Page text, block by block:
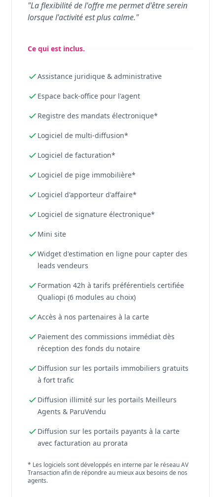
"La flexibilité de l'offre me permet d'être serein
lorsque l'activité est plus calme."
Ce qui est inclus.
Assistance juridique & administrative
Espace back-office pour l'agent
Registre des mandats électronique*
Logiciel de multi-diffusion*
Logiciel de facturation*
Logiciel de pige immobilière*
Logiciel d'apporteur d'affaire*
Logiciel de signature électronique*
Mini site
Widget d'estimation en ligne pour capter des
leads vendeurs
Formation 42h à tarifs préférentiels certifiée
Qualiopi (6 modules au choix)
Accès à nos partenaires à la carte
Paiement des commissions immédiat dès
réception des fonds du notaire
Diffusion sur les portails immobiliers gratuits
à fort trafic
Diffusion illimité sur les portails Meilleurs
Agents & ParuVendu
Diffusion sur les portails payants à la carte
avec facturation au prorata
* Les logiciels sont développés en interne par le réseau AV
Transaction afin de répondre au mieux aux besoins de nos
agents.